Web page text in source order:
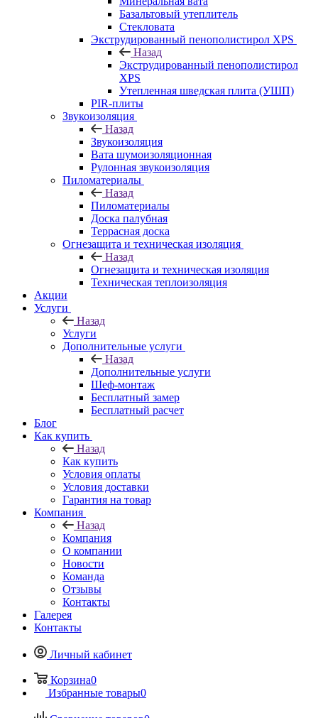
Базальтовый утеплитель
Стекловата
Экструдированный пенополистирол XPS
Назад
Экструдированный пенополистирол
XPS
Утепленная шведская плита (УШП)
PIR-плиты
Звукоизоляция
Назад
Звукоизоляция
Вата шумоизоляционная
Рулонная звукоизоляция
Пиломатериалы
Назад
Пиломатериалы
Доска палубная
Террасная доска
Огнезащита и техническая изоляция
Назад
Огнезащита и техническая изоляция
Техническая теплоизоляция
Акции
Услуги
Назад
Услуги
Дополнительные услуги
Назад
Дополнительные услуги
Шеф-монтаж
Бесплатный замер
Бесплатный расчет
Блог
Как купить
Назад
Как купить
Условия оплаты
Условия доставки
Гарантия на товар
Компания
Назад
Компания
О компании
Новости
Команда
Отзывы
Контакты
Галерея
Контакты
Личный кабинет
Корзина0
Избранные товары0